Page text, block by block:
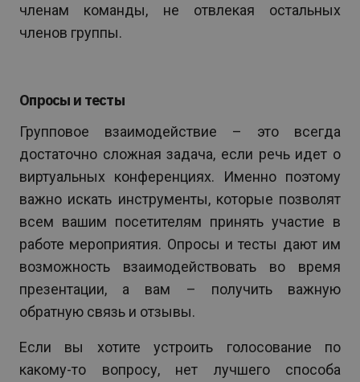
членам команды, не отвлекая остальных
членов группы.
Опросы и тесты
Групповое взаимодействие – это всегда
достаточно сложная задача, если речь идет о
виртуальных конференциях. Именно поэтому
важно искать инструменты, которые позволят
всем вашим посетителям принять участие в
работе мероприятия. Опросы и тесты дают им
возможность взаимодействовать во время
презентации, а вам – получить важную
обратную связь и отзывы.
Если вы хотите устроить голосование по
какому-то вопросу, нет лучшего способа